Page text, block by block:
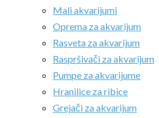
Mali akvarijumi
Oprema za akvarijum
Rasveta za akvarijum
Raspršivači za akvarijum
Pumpe za akvarijume
Hranilice za ribice
Grejači za akvarijum